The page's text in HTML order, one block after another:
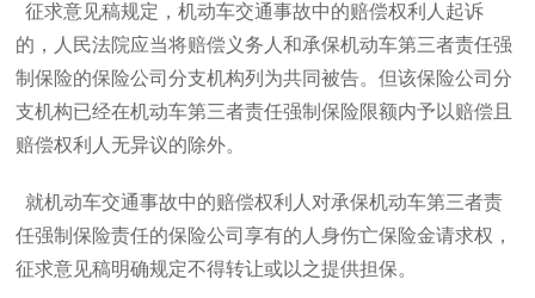
征求意见稿规定，机动车交通事故中的赔偿权利人起诉
的，人民法院应当将赔偿义务人和承保机动车第三者责任强
制保险的保险公司分支机构列为共同被告。但该保险公司分
支机构已经在机动车第三者责任强制保险限额内予以赔偿且
赔偿权利人无异议的除外。
就机动车交通事故中的赔偿权利人对承保机动车第三者责
任强制保险责任的保险公司享有的人身伤亡保险金请求权，
征求意见稿明确规定不得转让或以之提供担保。